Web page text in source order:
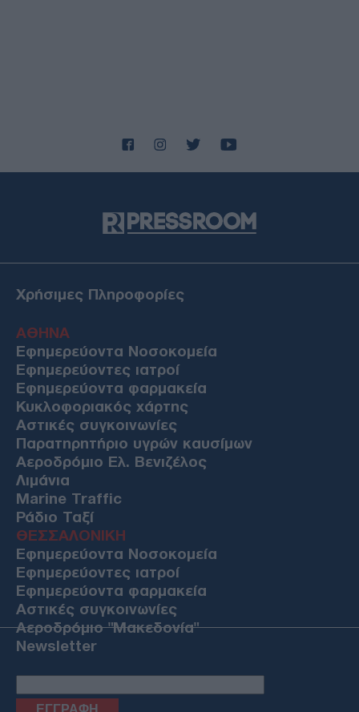
Χρήσιμες Πληροφορίες
ΑΘΗΝΑ
Εφημερεύοντα Νοσοκομεία
Εφημερεύοντες ιατροί
Εφημερεύοντα φαρμακεία
Κυκλοφοριακός χάρτης
Αστικές συγκοινωνίες
Παρατηρητήριο υγρών καυσίμων
Αεροδρόμιο Ελ. Βενιζέλος
Λιμάνια
Marine Traffic
Ράδιο Ταξί
ΘΕΣΣΑΛΟΝΙΚΗ
Εφημερεύοντα Νοσοκομεία
Εφημερεύοντες ιατροί
Εφημερεύοντα φαρμακεία
Αστικές συγκοινωνίες
Αεροδρόμιο "Μακεδονία"
Newsletter